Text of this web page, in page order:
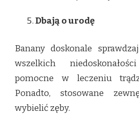
Dbają o urodę
Banany doskonale
wszelkich
pomocne w leczeniu
Ponadto, stosowane
wybielić zęby.